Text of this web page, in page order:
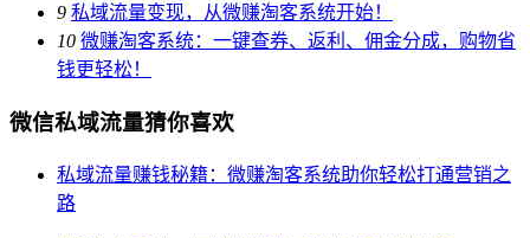
9 私域流量变现，从微赚淘客系统开始！
10 微赚淘客系统：一键查券、返利、佣金分成，购物省
钱更轻松！
微信私域流量猜你喜欢
私域流量赚钱秘籍：微赚淘客系统助你轻松打通营销之
路